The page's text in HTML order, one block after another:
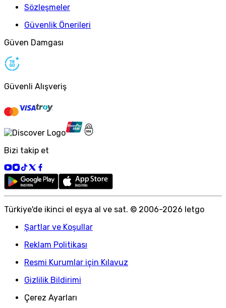
Sözleşmeler
Güvenlik Önerileri
Güven Damgası
Güvenli Alışveriş
Bizi takip et
Türkiye'de ikinci el eşya al ve sat. © 2006-2026 letgo
Şartlar ve Koşullar
Reklam Politikası
Resmi Kurumlar için Kılavuz
Gizlilik Bildirimi
Çerez Ayarları